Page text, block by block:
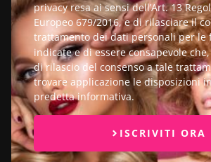
privacy resa ai sensi dell’Art. 13
Europeo 679/2016, e di rilasciare il
trattamento dei dati personali per le
indicate e di essere consapevole
di rilascio del consenso a tale
trovare applicazione le disposizioni
predetta informativa.
ISCRIVITI ORA